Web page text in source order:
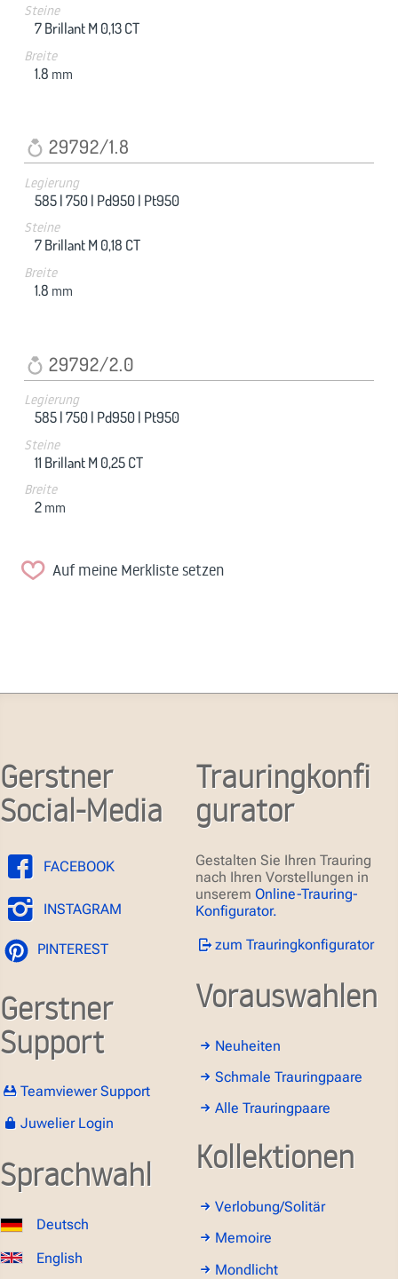
Steine
7 Brillant M 0,13 CT
Breite
1.8 mm
29792/1.8
Legierung
585 |750 | Pd950 | Pt950
Steine
7 Brillant M 0,18 CT
Breite
1.8 mm
29792/2.0
Legierung
585 |750 | Pd950 | Pt950
Steine
11 Brillant M 0,25 CT
Breite
2 mm
Auf meine Merkliste setzen
Gerstner
Social-Media
FACEBOOK
INSTAGRAM
PINTEREST
Gerstner
Support
Teamviewer Support
Juwelier Login
Sprachwahl
Deutsch
English
Trauringkonfi
gurator
Gestalten Sie Ihren Trauring
nach Ihren Vorstellungen in
unserem Online-Trauring-
Konfigurator.
zum Trauringkonfigurator
Vorauswahlen
Neuheiten
Schmale Trauringpaare
Alle Trauringpaare
Kollektionen
Verlobung/Solitär
Memoire
Mondlicht